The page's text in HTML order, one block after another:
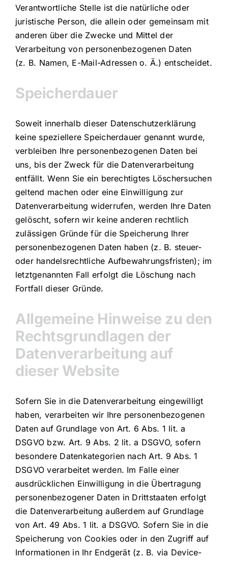
Verantwortliche Stelle ist die natürliche oder
juristische Person, die allein oder gemeinsam mit
anderen über die Zwecke und Mittel der
Verarbeitung von personenbezogenen Daten
(z. B. Namen, E-Mail-Adressen o. Ä.) entscheidet.
Speicherdauer
Soweit innerhalb dieser Datenschutzerklärung
keine speziellere Speicherdauer genannt wurde,
verbleiben Ihre personenbezogenen Daten bei
uns, bis der Zweck für die Datenverarbeitung
entfällt. Wenn Sie ein berechtigtes Löschersuchen
geltend machen oder eine Einwilligung zur
Datenverarbeitung widerrufen, werden Ihre Daten
gelöscht, sofern wir keine anderen rechtlich
zulässigen Gründe für die Speicherung Ihrer
personenbezogenen Daten haben (z. B. steuer-
oder handelsrechtliche Aufbewahrungsfristen); im
letztgenannten Fall erfolgt die Löschung nach
Fortfall dieser Gründe.
Allgemeine Hinweise zu den
Rechtsgrundlagen der
Datenverarbeitung auf
dieser Website
Sofern Sie in die Datenverarbeitung eingewilligt
haben, verarbeiten wir Ihre personenbezogenen
Daten auf Grundlage von Art. 6 Abs. 1 lit. a
DSGVO bzw. Art. 9 Abs. 2 lit. a DSGVO, sofern
besondere Datenkategorien nach Art. 9 Abs. 1
DSGVO verarbeitet werden. Im Falle einer
ausdrücklichen Einwilligung in die Übertragung
personenbezogener Daten in Drittstaaten erfolgt
die Datenverarbeitung außerdem auf Grundlage
von Art. 49 Abs. 1 lit. a DSGVO. Sofern Sie in die
Speicherung von Cookies oder in den Zugriff auf
Informationen in Ihr Endgerät (z. B. via Device-